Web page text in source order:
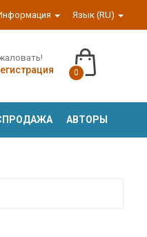
Язык (RU)
0
АВТОРЫ